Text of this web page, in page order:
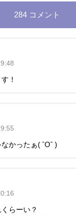
284 コメント
！
かったぁ( ˆОˆ )
らーい？